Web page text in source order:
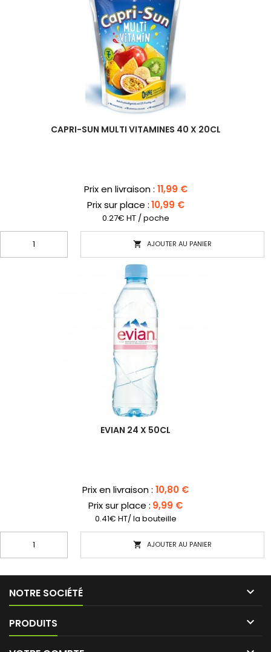
CAPRI-SUN MULTI VITAMINES 40 X 20CL
Prix
Prix en livraison : 11,99 €
Prix sur place :10,99 €
0.27€ HT / poche
 AJOUTER AU PANIER
EVIAN 24 X 50CL
Prix
Prix en livraison : 10,80 €
Prix sur place : 9,99 €
0.41€ HT/ la bouteille
 AJOUTER AU PANIER
NOTRE SOCIÉTÉ 
PRODUITS 